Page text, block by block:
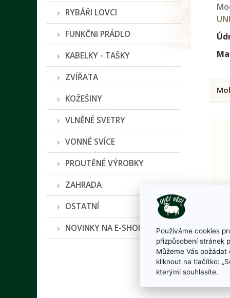
RYBÁŘI LOVCI
FUNKČNI PRÁDLO
KABELKY - TAŠKY
ZVÍŘATA
KOŽEŠINY
VLNĚNÉ SVETRY
VONNÉ SVÍCE
PROUTĚNÉ VÝROBKY
ZAHRADA
OSTATNÍ
NOVINKY NA E-SHOPU
Používáme cookies
přizpůsobení stránek
Můžeme Vás
kliknout na tlačítko:
kterými souhlasíte.